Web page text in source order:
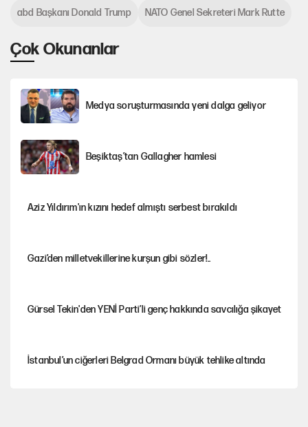
Çok Okunanlar
Medya soruşturmasında yeni dalga geliyor
Beşiktaş’tan Gallagher hamlesi
Aziz Yıldırım'ın kızını hedef almıştı serbest bırakıldı
Gazi’den milletvekillerine kurşun gibi sözler!..
Gürsel Tekin'den YENİ Parti’li genç hakkında savcılığa şikayet
İstanbul’un ciğerleri Belgrad Ormanı büyük tehlike altında
abd Başkanı Donald Trump NATO Genel Sekreteri Mark Rutte